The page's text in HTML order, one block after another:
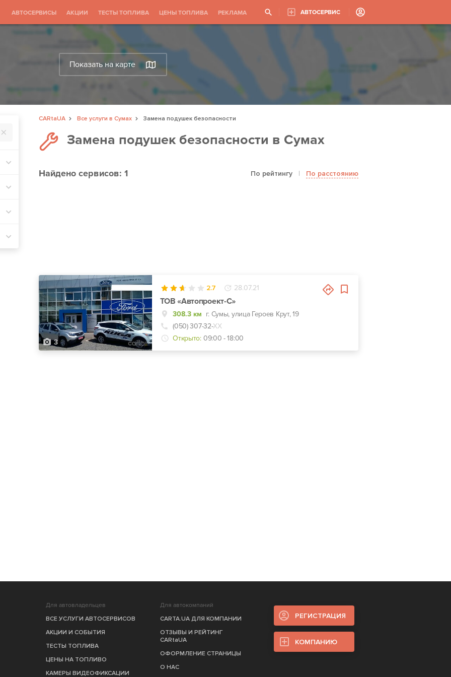
АВТОСЕРВИСЫ АКЦИИ ТЕСТЫ ТОПЛИВА ЦЕНЫ ТОПЛИВА РЕКЛАМА АВТОСЕРВИС
Показать на карте
CARtaUA Все услуги в Сумах
Замена подушек безопасности
Замена подушек безопасности в Сумах
Найденосервисов: 1 По рейтингу | По расстоянию
3
2.7 28.07.21
ТОВ «Автопроект-С»
308.3 км г. Сумы, улица Героев Крут, 19
(050) 307-32-ХХ
Открыто: 09:00 - 18:00
Для автовладельцев
ВСЕ УСЛУГИ АВТОСЕРВИСОВ
АКЦИИ И СОБЫТИЯ
ТЕСТЫ ТОПЛИВА
ЦЕНЫ НА ТОПЛИВО
КАМЕРЫ ВИДЕОФИКСАЦИИ
Для автокомпаний
CARTA.UA ДЛЯ КОМПАНИИ
ОТЗЫВЫ И РЕЙТИНГ
CARtaUA
ОФОРМЛЕНИЕ СТРАНИЦЫ
О НАС
РЕГИСТРАЦИЯ
КОМПАНИЮ